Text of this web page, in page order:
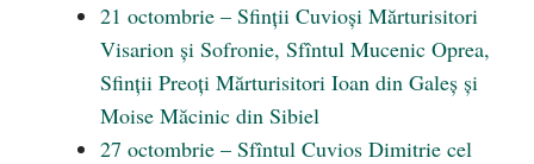
21 octombrie – Sfinții Cuvioși Mărturisitori
Visarion și Sofronie, Sfîntul Mucenic Oprea,
Sfinții Preoți Mărturisitori Ioan din Galeș și
Moise Măcinic din Sibiel
27 octombrie – Sfîntul Cuvios Dimitrie cel